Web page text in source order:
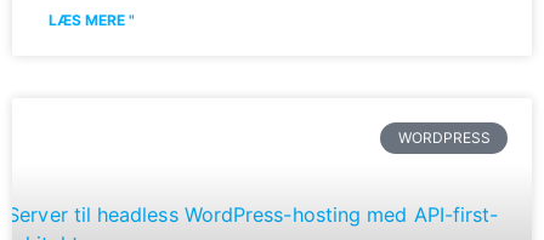
LÆS MERE "
WORDPRESS